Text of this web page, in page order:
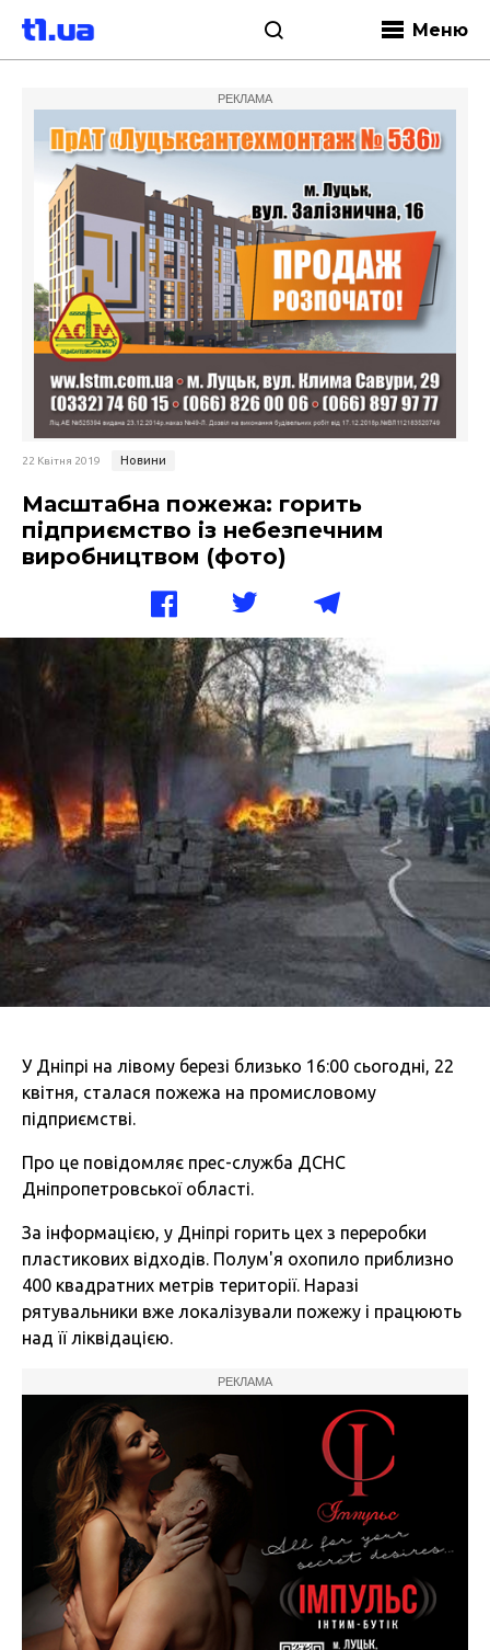
Меню
РЕКЛАМА
22 Квітня 2019 Новини
Масштабна пожежа: горить
підприємство із небезпечним
виробництвом (фото)
У Дніпрі на лівому березі близько 16:00 сьогодні, 22
квітня, сталася пожежа на промисловому
підприємстві.
Про це повідомляє прес-служба ДСНС
Дніпропетровської області.
За інформацією, у Дніпрі горить цех з переробки
пластикових відходів. Полум'я охопило приблизно
400 квадратних метрів території. Наразі
рятувальники вже локалізували пожежу і працюють
над її ліквідацією.
РЕКЛАМА